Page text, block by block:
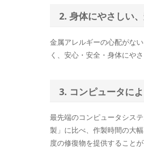
2. 身体にやさしい
金属アレルギーの心配がな
く、安心・安全・身体にやさ
3. コンピュータに
最先端のコンピュータシス
製」に比べ、作製時間の大
度の修復物を提供することが